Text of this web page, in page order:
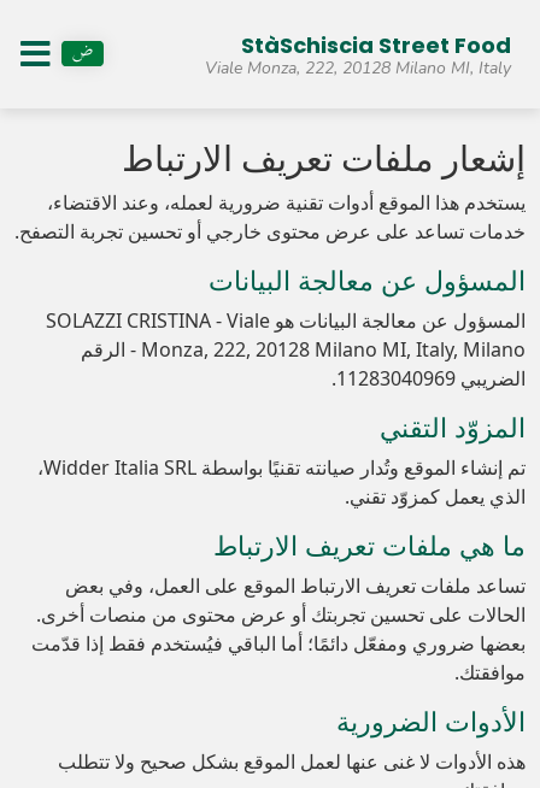
StàSchiscia Street Food
Viale Monza, 222, 20128 Milano MI, Italy
إشعار ملفات تعريف الارتباط
يستخدم هذا الموقع أدوات تقنية ضرورية لعمله، وعند الاقتضاء،
خدمات تساعد على عرض محتوى خارجي أو تحسين تجربة التصفح.
المسؤول عن معالجة البيانات
المسؤول عن معالجة البيانات هو SOLAZZI CRISTINA - Viale
Monza, 222, 20128 Milano MI, Italy, Milano - الرقم
الضريبي 11283040969.
المزوّد التقني
تم إنشاء الموقع وتُدار صيانته تقنيًا بواسطة Widder Italia SRL،
الذي يعمل كمزوّد تقني.
ما هي ملفات تعريف الارتباط
تساعد ملفات تعريف الارتباط الموقع على العمل، وفي بعض
الحالات على تحسين تجربتك أو عرض محتوى من منصات أخرى.
بعضها ضروري ومفعّل دائمًا؛ أما الباقي فيُستخدم فقط إذا قدّمت
موافقتك.
الأدوات الضرورية
هذه الأدوات لا غنى عنها لعمل الموقع بشكل صحيح ولا تتطلب